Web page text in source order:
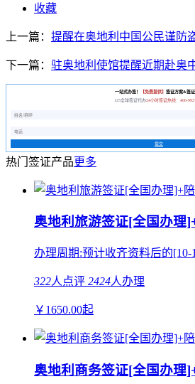
收藏
上一篇： 提醒在奥地利中国公民谨防
下一篇： 驻奥地利使馆提醒近期赴奥
一站式办签！ 【免费提供】 签证方案&签证
125全球签证代办24小时签证热线：400-
提交
热门签证产品更多
奥地利旅游签证[全国办理
办理周期:预计收齐资料后的[10-
322人点评 2424人办理
￥ 1650.00起
奥地利商务签证[全国办理